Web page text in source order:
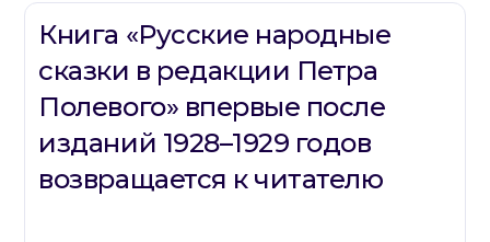
Книга «Русские народные
сказки в редакции Петра
Полевого» впервые после
изданий 1928–1929 годов
возвращается к читателю